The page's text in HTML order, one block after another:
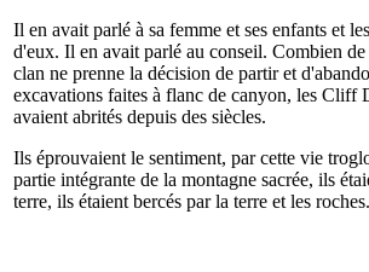
Il en avait parlé à sa femme et ses enfants et
d'eux. Il en avait parlé au conseil. Combien
clan ne prenne la décision de partir et
excavations faites à flanc de canyon, les Cliff
avaient abrités depuis des siècles.
Ils éprouvaient le sentiment, par cette vie
partie intégrante de la montagne sacrée, ils
terre, ils étaient bercés par la terre et les roches.